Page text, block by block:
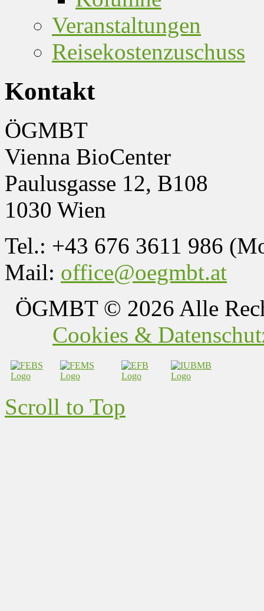
Veranstaltungen
Reisekostenzuschuss
Kontakt
ÖGMBT
Vienna BioCenter
Paulusgasse 12, B108
1030 Wien
Tel.: +43 676 3611 986
Mail: office@oegmbt.at
ÖGMBT© 2026 Alle
Cookies &
Scroll to Top